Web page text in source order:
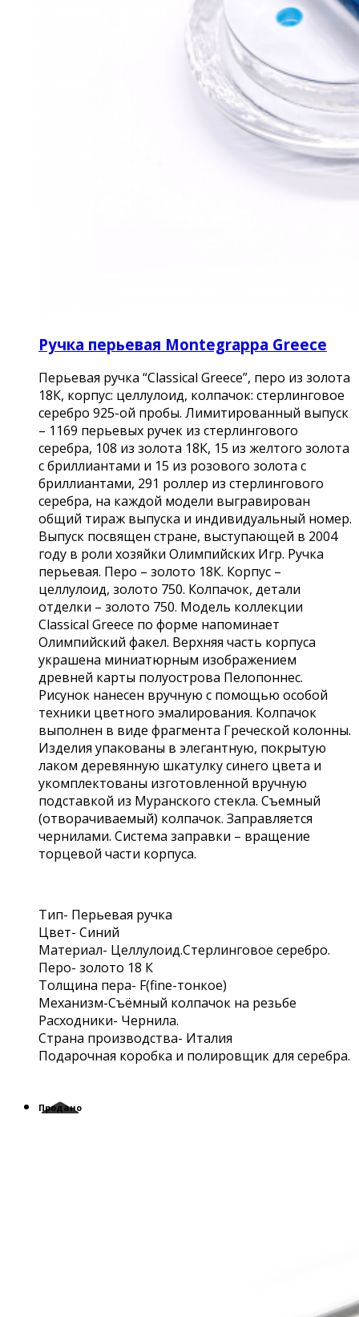
Ручка перьевая Montegrappa Greece
Перьевая ручка “Classical Greece”, перо из золота
18К, корпус: целлулоид, колпачок: стерлинговое
серебро 925-ой пробы. Лимитированный выпуск
– 1169 перьевых ручек из стерлингового
серебра, 108 из золота 18К, 15 из желтого золота
с бриллиантами и 15 из розового золота с
бриллиантами, 291 роллер из стерлингового
серебра, на каждой модели выгравирован
общий тираж выпуска и индивидуальный номер.
Выпуск посвящен стране, выступающей в 2004
году в роли хозяйки Олимпийских Игр. Ручка
перьевая. Перо – золото 18К. Корпус –
целлулоид, золото 750. Колпачок, детали
отделки – золото 750. Модель коллекции
Classical Greece по форме напоминает
Олимпийский факел. Верхняя часть корпуса
украшена миниатюрным изображением
древней карты полуострова Пелопоннес.
Рисунок нанесен вручную с помощью особой
техники цветного эмалирования. Колпачок
выполнен в виде фрагмента Греческой колонны.
Изделия упакованы в элегантную, покрытую
лаком деревянную шкатулку синего цвета и
укомплектованы изготовленной вручную
подставкой из Муранского стекла. Съемный
(отворачиваемый) колпачок. Заправляется
чернилами. Система заправки – вращение
торцевой части корпуса.
Тип- Перьевая ручка
Цвет- Синий
Материал- Целлулоид.Стерлинговое серебро.
Перо- золото 18 К
Толщина пера- F(fine-тонкое)
Механизм-Съёмный колпачок на резьбе
Расходники- Чернила.
Страна производства- Италия
Подарочная коробка и полировщик для серебра.
Продано